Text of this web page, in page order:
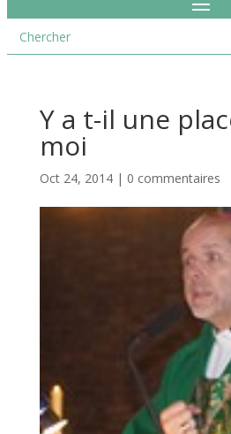
Y a t-il une
moi
Oct 24, 2014| 0 commentaires